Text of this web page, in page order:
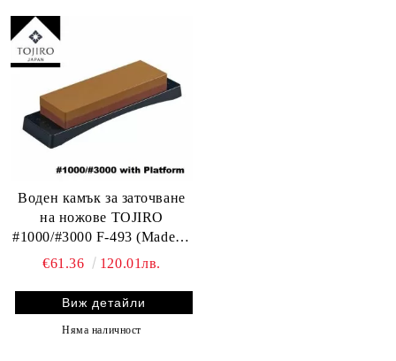
Воден камък за заточване
на ножове TOJIRO
#1000/#3000 F-493 (Made in
Japan)
€61.36 120.01лв.
Виж детайли
Няма наличност